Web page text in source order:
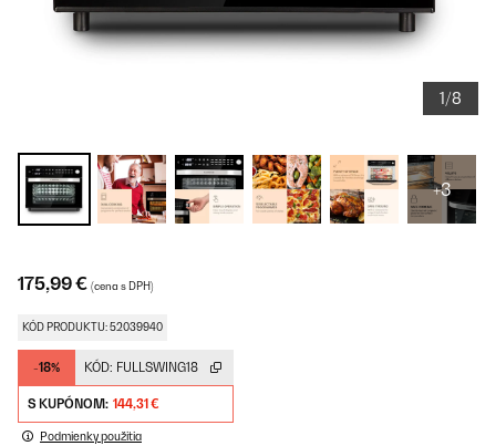
1/8
+3
175,99 € (cena s DPH)
KÓD PRODUKTU: 52039940
-18% KÓD: FULLSWING18
S KUPÓNOM: 144,31 €
Podmienky použitia